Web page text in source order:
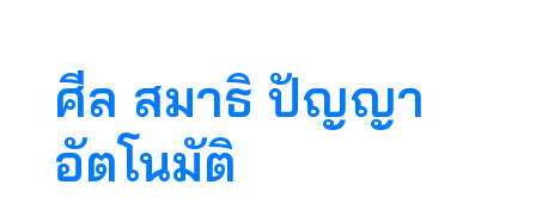
ศีล สมาธิ ปัญญา
อัตโนมัติ